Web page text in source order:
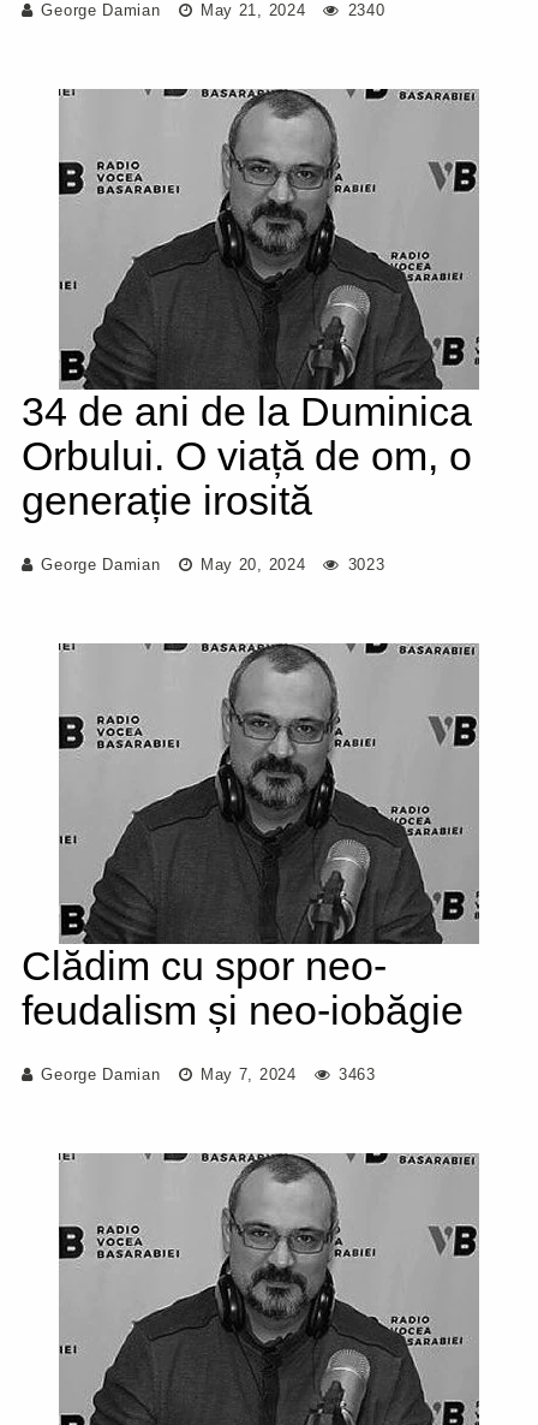
George Damian May 21, 2024 2340
34 de ani de la Duminica
Orbului. O viață de om, o
generație irosită
George Damian May 20, 2024 3023
Clădim cu spor neo-
feudalism și neo-iobăgie
George Damian May 7, 2024 3463